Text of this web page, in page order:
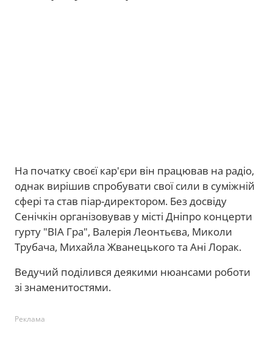
На початку своєї кар'єри він працював на радіо,
однак вирішив спробувати свої сили в суміжній
сфері та став піар-директором. Без досвіду
Сенічкін організовував у місті Дніпро концерти
гурту "ВІА Гра", Валерія Леонтьєва, Миколи
Трубача, Михайла Жванецького та Ані Лорак.
Ведучий поділився деякими нюансами роботи
зі знаменитостями.
Реклама